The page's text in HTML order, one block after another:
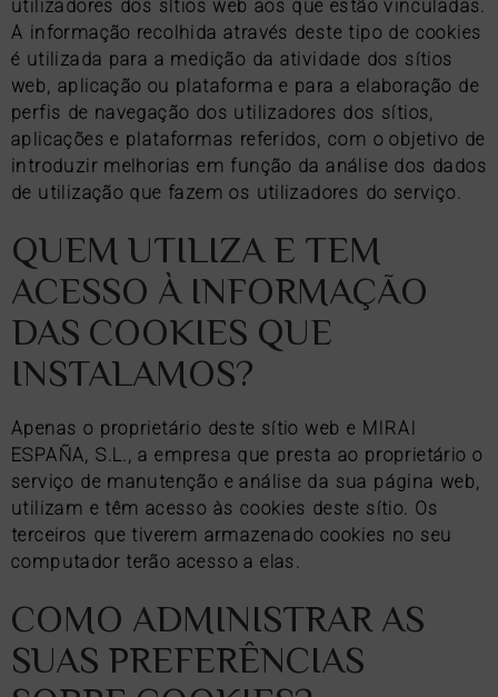
2
crianças
0
Pesquisar
utilizadores dos sítios web aos que estão vinculadas.
A informação recolhida através deste tipo de cookies
é utilizada para a medição da atividade dos sítios
web, aplicação ou plataforma e para a elaboração de
perfis de navegação dos utilizadores dos sítios,
aplicações e plataformas referidos, com o objetivo de
introduzir melhorias em função da análise dos dados
de utilização que fazem os utilizadores do serviço.
QUEM UTILIZA E TEM
ACESSO À INFORMAÇÃO
DAS COOKIES QUE
INSTALAMOS?
Apenas o proprietário deste sítio web e MIRAI
ESPAÑA, S.L., a empresa que presta ao proprietário o
serviço de manutenção e análise da sua página web,
utilizam e têm acesso às cookies deste sítio. Os
terceiros que tiverem armazenado cookies no seu
computador terão acesso a elas.
COMO ADMINISTRAR AS
SUAS PREFERÊNCIAS